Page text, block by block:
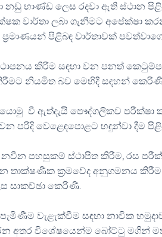
නඩු භාණ්ඩ ලෙස රදවා ඇති ස්ථාන
වාර්තා ලබා ගැනීමට අපේක්ෂා
පිළිබඳ වාර්තාවක්
කිරීම සඳහා වන පනත්
නියමිත බව මෙහිදී සඳහන්
යොමු වී ඇත්දැයි පෞද්ගලිකව
පරිදි වෙළෙඳපොළට හඳුන්වා දීම
නවීන පහසුකම් ස්ථාපිත කිරීම, රස
තාක්ෂණික ක්‍රමවේද අනුගමනය
සාකච්ඡා කෙරිණි.
වැළැක්වීම සඳහා නාවික
අතර විශේෂයෙන්ම බෝට්ටු මගින්